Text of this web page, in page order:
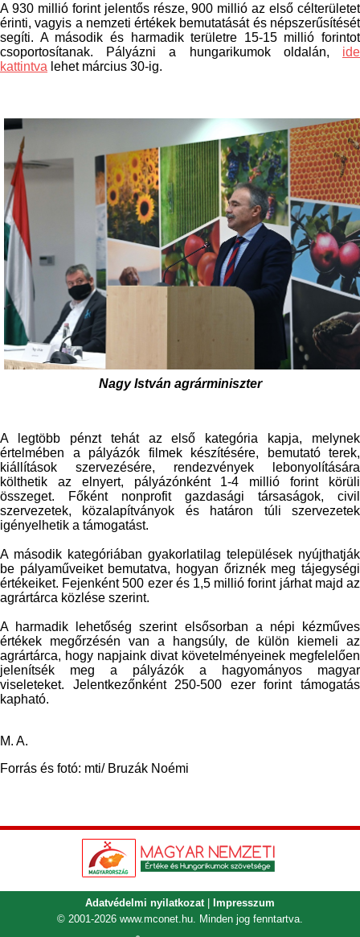
A 930 millió forint jelentős része, 900 millió az első célterületet
érinti, vagyis a nemzeti értékek bemutatását és népszerűsítését
segíti. A második és harmadik területre 15-15 millió forintot
csoportosítanak. Pályázni a hungarikumok oldalán, ide
kattintva lehet március 30-ig.
Nagy István agrárminiszter
A legtöbb pénzt tehát az első kategória kapja, melynek
értelmében a pályázók filmek készítésére, bemutató terek,
kiállítások szervezésére, rendezvények lebonyolítására
költhetik az elnyert, pályázónként1-4 millió forint körüli
összeget. Főként nonprofit gazdasági társaságok, civil
szervezetek, közalapítványok és határon túli szervezetek
igényelhetik a támogatást.
A második kategóriában gyakorlatilag települések nyújthatják
be pályaműveiket bemutatva, hogyan őriznék meg tájegységi
értékeiket. Fejenként 500 ezer és 1,5 millió forint járhat majd az
agrártárca közlése szerint.
A harmadik lehetőség szerint elsősorban a népi kézműves
értékek megőrzésén van a hangsúly, de külön kiemeli az
agrártárca, hogy napjaink divat követelményeinek megfelelően
jelenítsék meg a pályázók a hagyományos magyar
viseleteket. Jelentkezőnként250-500 ezer forint támogatás
kapható.
M. A.
Forrás és fotó: mti/ Bruzák Noémi
Adatvédelmi nyilatkozat
Impresszum
© 2001-2026 www.mconet.hu . Minden jog fenntartva.